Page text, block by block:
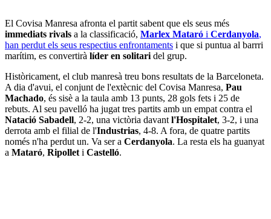
El Covisa Manresa afronta el partit sabent que els seus més
immediats rivals a la classificació, Marlex Mataró i Cerdanyola,
han perdut els seus respectius enfrontaments i que si puntua al barrri
marítim, es convertirà líder en solitari del grup.
Històricament, el club manresà treu bons resultats de la Barceloneta.
A dia d'avui, el conjunt de l'extècnic del Covisa Manresa, Pau
Machado, és sisè a la taula amb 13 punts, 28 gols fets i 25 de
rebuts. Al seu pavelló ha jugat tres partits amb un empat contra el
Natació Sabadell, 2-2, una victòria davant l'Hospitalet, 3-2, i una
derrota amb el filial de l'Industrias, 4-8. A fora, de quatre partits
només n'ha perdut un. Va ser a Cerdanyola. La resta els ha guanyat
a Mataró, Ripollet i Castelló.